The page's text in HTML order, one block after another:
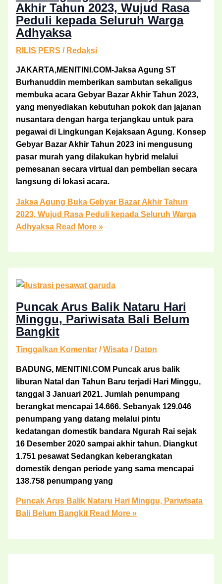
Akhir Tahun 2023, Wujud Rasa
Peduli kepada Seluruh Warga
Adhyaksa
RILIS PERS / Redaksi
JAKARTA,MENITINI.COM-Jaksa Agung ST
Burhanuddin memberikan sambutan sekaligus
membuka acara Gebyar Bazar Akhir Tahun 2023,
yang menyediakan kebutuhan pokok dan jajanan
nusantara dengan harga terjangkau untuk para
pegawai di Lingkungan Kejaksaan Agung. Konsep
Gebyar Bazar Akhir Tahun 2023 ini mengusung
pasar murah yang dilakukan hybrid melalui
pemesanan secara virtual dan pembelian secara
langsung di lokasi acara.
Jaksa Agung Buka Gebyar Bazar Akhir Tahun
2023, Wujud Rasa Peduli kepada Seluruh Warga
AdhyaksaRead More »
Puncak Arus Balik Nataru Hari
Minggu, Pariwisata Bali Belum
Bangkit
Tinggalkan Komentar /Wisata/ Daton
BADUNG, MENITINI.COM Puncak arus balik
liburan Natal dan Tahun Baru terjadi Hari Minggu,
tanggal 3 Januari 2021. Jumlah penumpang
berangkat mencapai 14.666. Sebanyak 129.046
penumpang yang datang melalui pintu
kedatangan domestik bandara Ngurah Rai sejak
16 Desember 2020 sampai akhir tahun. Diangkut
1.751 pesawat Sedangkan keberangkatan
domestik dengan periode yang sama mencapai
138.758 penumpang yang
Puncak Arus Balik Nataru Hari Minggu, Pariwisata
Bali Belum BangkitRead More »